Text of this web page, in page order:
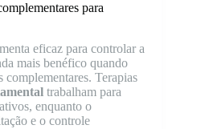
para
eficaz para controlar a
mais benéfico quando
Terapias
trabalham para
enquanto o
e o controle